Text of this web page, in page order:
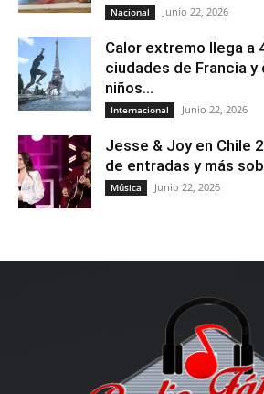
Nacional Junio 22, 2026
Calor extremo llega a
ciudades de Francia y
niños...
Internacional Junio 22, 2026
Jesse & Joy en Chile
de entradas y más
Música Junio 22, 2026